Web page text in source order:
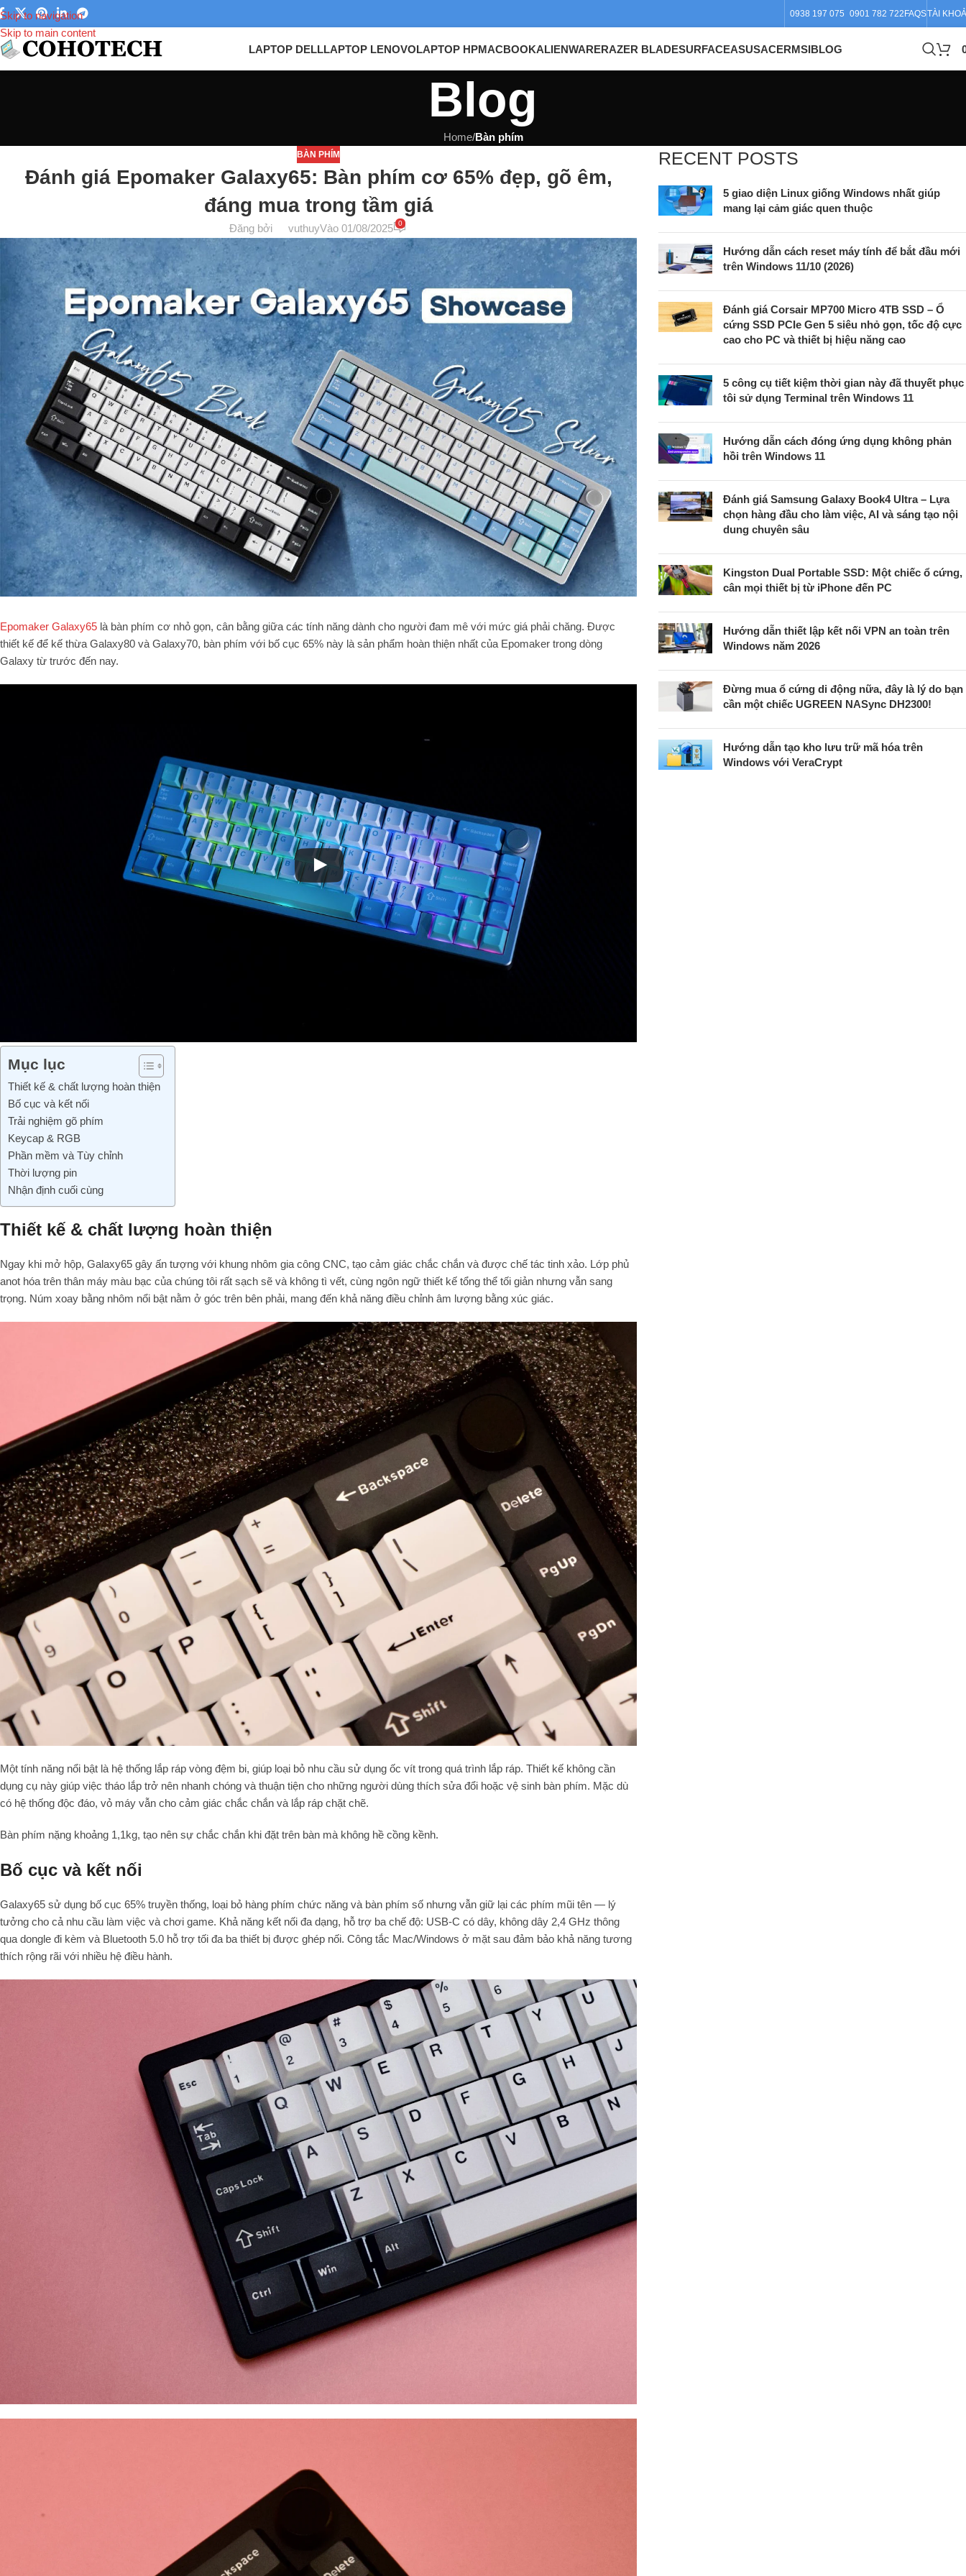
Skip to navigation
Skip to main content
0938 197 075 0901 782 722 FAQSTÀI
LAPTOP DELLLAPTOP LENOVOLAPTOP HPMACBOOKALIENWARERAZER BLADESURFACEASUSACERMSIBLOG
Blog
Home/Bàn phím
BÀN PHÍM
Đánh giá Epomaker Galaxy65: Bàn phím cơ 65% đẹp, gõ êm,
đáng mua trong tầm giá
Đăng bởi vuthuyVào 01/08/2025 0
Epomaker Galaxy65 là bàn phím cơ nhỏ gọn, cân bằng giữa các tính năng dành cho người đam mê với mức giá phải chăng. Được
thiết kế để kế thừa Galaxy80 và Galaxy70, bàn phím với bố cục 65% này là sản phẩm hoàn thiện nhất của Epomaker trong dòng
Galaxy từ trước đến nay.
Mục lục
Thiết kế & chất lượng hoàn thiện
Bố cục và kết nối
Trải nghiệm gõ phím
Keycap & RGB
Phần mềm và Tùy chỉnh
Thời lượng pin
Nhận định cuối cùng
Thiết kế & chất lượng hoàn thiện
Ngay khi mở hộp, Galaxy65 gây ấn tượng với khung nhôm gia công CNC, tạo cảm giác chắc chắn và được chế tác tinh xảo. Lớp phủ
anot hóa trên thân máy màu bạc của chúng tôi rất sạch sẽ và không tì vết, cùng ngôn ngữ thiết kế tổng thể tối giản nhưng vẫn sang
trọng. Núm xoay bằng nhôm nổi bật nằm ở góc trên bên phải, mang đến khả năng điều chỉnh âm lượng bằng xúc giác.
Một tính năng nổi bật là hệ thống lắp ráp vòng đệm bi, giúp loại bỏ nhu cầu sử dụng ốc vít trong quá trình lắp ráp. Thiết kế không cần
dụng cụ này giúp việc tháo lắp trở nên nhanh chóng và thuận tiện cho những người dùng thích sửa đổi hoặc vệ sinh bàn phím. Mặc dù
có hệ thống độc đáo, vỏ máy vẫn cho cảm giác chắc chắn và lắp ráp chặt chẽ.
Bàn phím nặng khoảng 1,1kg, tạo nên sự chắc chắn khi đặt trên bàn mà không hề cồng kềnh.
Bố cục và kết nối
Galaxy65 sử dụng bố cục 65% truyền thống, loại bỏ hàng phím chức năng và bàn phím số nhưng vẫn giữ lại các phím mũi tên — lý
tưởng cho cả nhu cầu làm việc và chơi game. Khả năng kết nối đa dạng, hỗ trợ ba chế độ: USB-C có dây, không dây 2,4 GHz thông
qua dongle đi kèm và Bluetooth 5.0 hỗ trợ tối đa ba thiết bị được ghép nối. Công tắc Mac/Windows ở mặt sau đảm bảo khả năng tương
thích rộng rãi với nhiều hệ điều hành.
RECENT POSTS
5 giao diện Linux giống Windows nhất giúp
mang lại cảm giác quen thuộc
Hướng dẫn cách reset máy tính để bắt đầu mới
trên Windows 11/10 (2026)
Đánh giá Corsair MP700 Micro 4TB SSD – Ổ
cứng SSD PCIe Gen 5 siêu nhỏ gọn, tốc độ cực
cao cho PC và thiết bị hiệu năng cao
5 công cụ tiết kiệm thời gian này đã thuyết phục
tôi sử dụng Terminal trên Windows 11
Hướng dẫn cách đóng ứng dụng không phản
hồi trên Windows 11
Đánh giá Samsung Galaxy Book4 Ultra – Lựa
chọn hàng đầu cho làm việc, AI và sáng tạo nội
dung chuyên sâu
Kingston Dual Portable SSD: Một chiếc ổ cứng,
cân mọi thiết bị từ iPhone đến PC
Hướng dẫn thiết lập kết nối VPN an toàn trên
Windows năm 2026
Đừng mua ổ cứng di động nữa, đây là lý do bạn
cần một chiếc UGREEN NASync DH2300!
Hướng dẫn tạo kho lưu trữ mã hóa trên
Windows với VeraCrypt